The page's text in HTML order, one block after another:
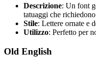
Descrizione: Un font
tatuaggi che
Stile: Lettere ornate e
Utilizzo: Perfetto per
Old English